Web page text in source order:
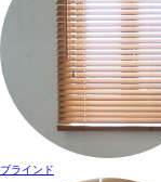
ブラインド